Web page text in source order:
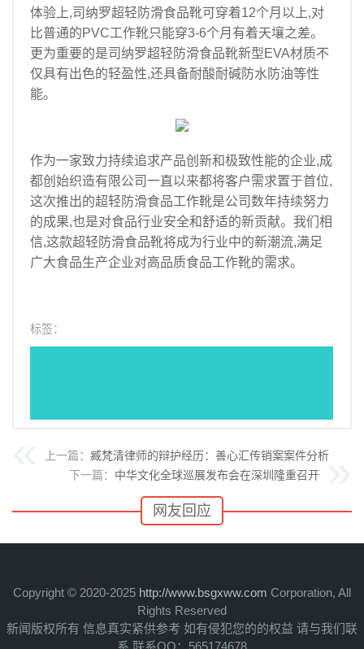
体验上,司纳罗超轻防滑食品靴可穿着12个月以上,对
比普通的PVC工作靴只能穿3-6个月有着天壤之差。
更为重要的是司纳罗超轻防滑食品靴新型EVA材质不
仅具有出色的轻盈性,还具备耐酸耐碱防水防油等性
能。
作为一家致力持续追求产品创新和极致性能的企业,成
都创始织造有限公司一直以来都将客户需求置于首位,
这次推出的超轻防滑食品工作靴是公司数年持续努力
的成果,也是对食品行业安全和舒适的新贡献。我们相
信,这款超轻防滑食品靴将成为行业中的新潮流,满足
广大食品生产企业对高品质食品工作靴的需求。
标签：
上一篇：臧梵清律师的辩护经历：善心汇传销案案件分析
下一篇： 中华文化全球巡展发布会在深圳隆重召开
网友回应
Copyright © 2020-2025 http://www.bsgxww.com Corporation, All
Rights Reserved
新闻版权所有 信息真实紧供参考 如有侵犯您的的权益 请与我们联
系 联系QQ：565174678